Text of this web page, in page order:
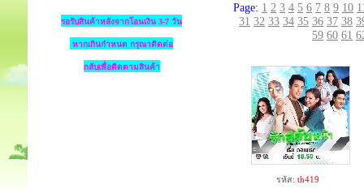
รอรับสินค้าหลังจากโอนเงิน 3-7 วัน
หากเกินกำหนด กรุณาติดต่อ
กลับเพื่อติดตามสินค้า
Page: 1 2 3 4 5 6 7 8 9 10
31 32 33 34 35 36 37 38
59 60 61
รหัส: th419